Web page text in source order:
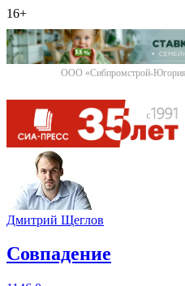
16+
ООО «Сибпромстрой-
Дмитрий Щеглов
​Совпадение